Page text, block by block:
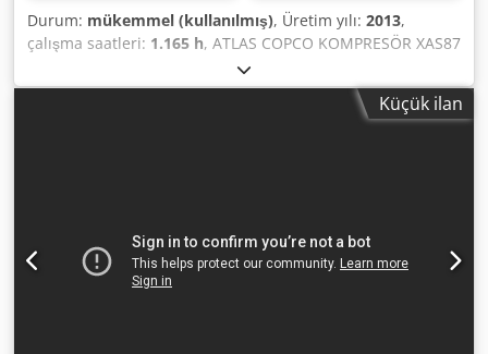
Durum: mükemmel (kullanılmış), Üretim yılı: 2013,
çalışma saatleri: 1.165 h, ATLAS COPCO KOMPRESÖR XAS87
5,00m3 13r ! Djdpfetu E Eyex Afmowa DİZEL kompresör
ATLAS COPCO XAS87 makine servis sonrası Teknik veriler:
kapasite 5.00 m3/dak; çalışma basıncı 7 Bar; üretim yılı
Küçük ilan